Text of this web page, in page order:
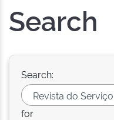
Search
Search:
for